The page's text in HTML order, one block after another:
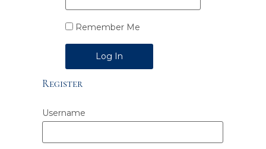
Remember Me
Alternative:
Register
Username